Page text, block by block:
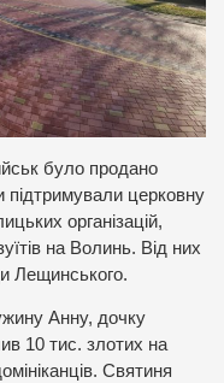
було продано
підтримували церковну
організацій,
на Волинь. Від них
Лещинського.
Анну, дочку
10 тис. злотих на
Святиня